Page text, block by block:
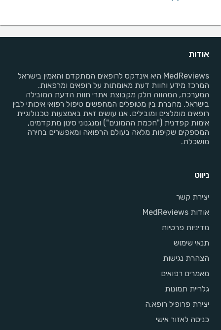
אודות
MedReviews היא אינדקס לרופאים המתקדם והאמין בישראל
המרכז מידע וחוות דעת מאומתות על רופאים ומרפאות.
המערכת, המהווה חלק מקבוצת אתרי חוות הדעת המובילה
בישראל, מחברת בין מטופלים המחפשים טיפול רפואי איכותי לבין
רופאים מומלצים ומובילים. אנו עושים זאת באמצעות טכנולוגיית
אימות קפדנית ("חכמת ההמונים") ומנגנוני סינון מתקדמים,
המספקים שקיפות מלאה בעולם הרפואה ומאפשרים בחירה
מושכלת.
ניווט
יצירת קשר
אודות MedReviews
מדיניות פרטיות
תנאי שימוש
הצהרת נגישות
מאמרים רפואים
גלריית תמונות
יצירת פרופיל רופא.ה
כניסה לאזור אישי